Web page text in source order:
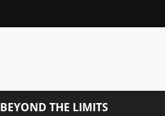
BEYOND THE LIMITS